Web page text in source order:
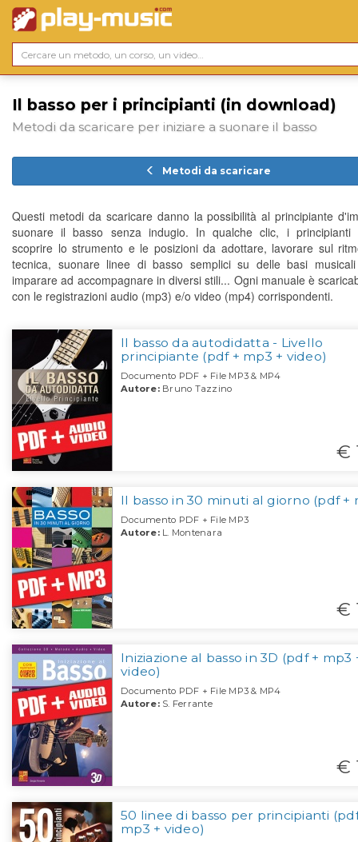
Il basso per i principianti (in download)
Metodi da scaricare per iniziare a suonare il basso
Metodi da scaricare
Questi metodi da scaricare danno la possibilità al principiante
suonare il basso senza indugio. In qualche clic, i principianti
scoprire lo strumento e le posizioni da adottare, lavorare sul
tecnica, suonare linee di basso semplici su delle basi
imparare ad accompagnare in diversi stili... Ogni manuale è
con le registrazioni audio (mp3) e/o video (mp4) corrispondenti.
Il basso da autodidatta - Livello
principiante (pdf + mp3 + video)
Documento PDF + File MP3 & MP4
Autore:Bruno Tazzino
€
Il basso in 30 minuti al giorno (pdf +
Documento PDF + File MP3
Autore:L. Montenara
€
Iniziazione al basso in 3D (pdf + mp3
video)
Documento PDF + File MP3 & MP4
Autore:S. Ferrante
€
50 linee di basso per principianti
mp3 + video)